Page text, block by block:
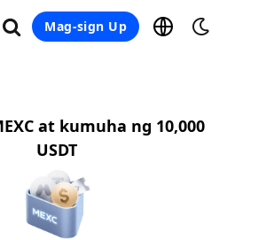
Mag-sign Up
at kumuha ng 10,000
USDT